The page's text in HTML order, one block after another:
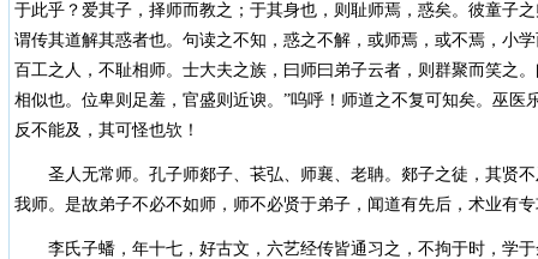
于此乎？爱其子，择师而教之；于其身也，则耻师焉，惑矣。彼童子
谓传其道解其惑者也。句读之不知，惑之不解，或师焉，或不焉，小
百工之人，不耻相师。士大夫之族，曰师曰弟子云者，则群聚而笑之
相似也。位卑则足羞，官盛则近谀。”呜呼！师道之不复可知矣。巫医
反不能及，其可怪也欤！
圣人无常师。孔子师郯子、苌弘、师襄、老聃。郯子之徒，其贤不
我师。是故弟子不必不如师，师不必贤于弟子，闻道有先后，术业有
李氏子蟠，年十七，好古文，六艺经传皆通习之，不拘于时，学于